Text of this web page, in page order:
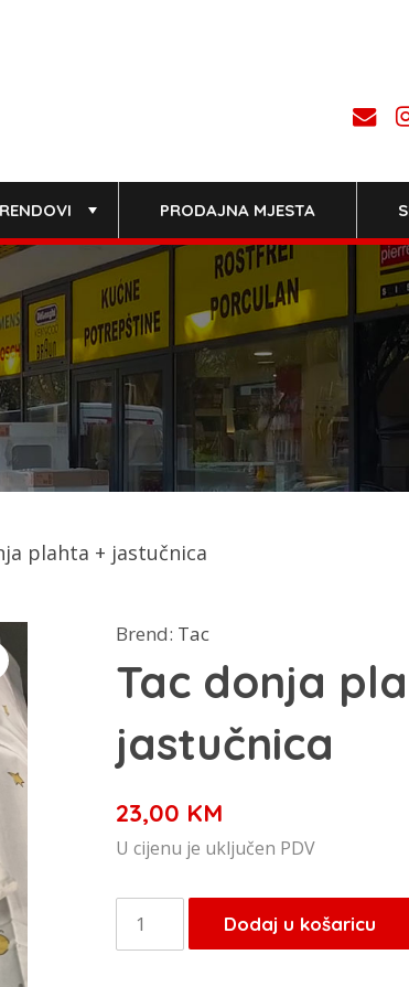
PRODAJNA MJESTA
plahta + jastučnica
Brend: Tac
Tac donja
jastučnica
23,00 KM
U cijenu je uključen PDV
Tac
donja
Dodaj u košaricu